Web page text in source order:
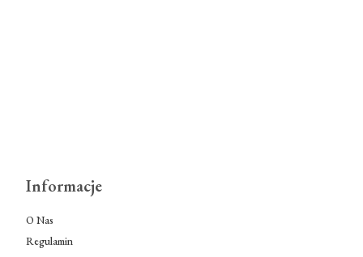
Informacje
O Nas
Regulamin